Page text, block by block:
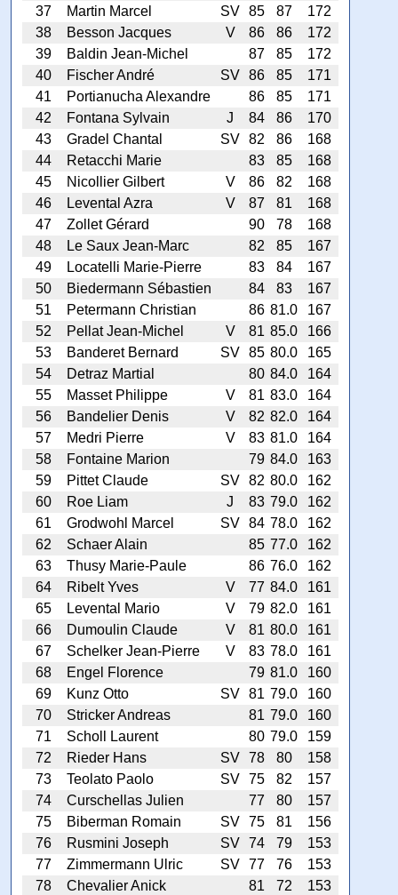
37
Martin Marcel SV 85 87
172
38
Besson Jacques V 86 86
172
39
Baldin Jean-Michel 87 85
172
40
Fischer André SV 86 85
171
41
Portianucha Alexandre 86 85
171
42
Fontana Sylvain J 84 86
170
43
Gradel Chantal SV 82 86
168
44
Retacchi Marie 83 85
168
45
Nicollier Gilbert V 86 82
168
46
Levental Azra V 87 81
168
47
Zollet Gérard 90 78
168
48
Le Saux Jean-Marc 82 85
167
49
Locatelli Marie-Pierre 83 84
167
50
Biedermann Sébastien 84 83
167
51
Petermann Christian 86 81.0
167
52
Pellat Jean-Michel V 81 85.0
166
53
Banderet Bernard SV 85 80.0
165
54
Detraz Martial 80 84.0
164
55
Masset Philippe V 81 83.0
164
56
Bandelier Denis V 82 82.0
164
57
Medri Pierre V 83 81.0
164
58
Fontaine Marion 79 84.0
163
59
Pittet Claude SV 82 80.0
162
60
Roe Liam J 83 79.0
162
61
Grodwohl Marcel SV 84 78.0
162
62
Schaer Alain 85 77.0
162
63
Thusy Marie-Paule 86 76.0
162
64
Ribelt Yves V 77 84.0
161
65
Levental Mario V 79 82.0
161
66
Dumoulin Claude V 81 80.0
161
67
Schelker Jean-Pierre V 83 78.0
161
68
Engel Florence 79 81.0
160
69
Kunz Otto SV 81 79.0
160
70
Stricker Andreas 81 79.0
160
71
Scholl Laurent 80 79.0
159
72
Rieder Hans SV 78 80
158
73
Teolato Paolo SV 75 82
157
74
Curschellas Julien 77 80
157
75
Biberman Romain SV 75 81
156
76
Rusmini Joseph SV 74 79
153
77
Zimmermann Ulric SV 77 76
153
78
Chevalier Anick 81 72 153